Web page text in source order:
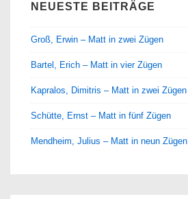
NEUESTE BEITRÄGE
Groß, Erwin – Matt in zwei Zügen
Bartel, Erich – Matt in vier Zügen
Kapralos, Dimitris – Matt in zwei Zügen
Schütte, Ernst – Matt in fünf Zügen
Mendheim, Julius – Matt in neun Zügen